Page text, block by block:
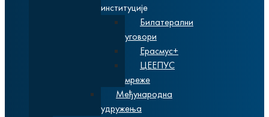
институције
Билатерални
уговори
Ерасмус+
ЦЕЕПУС
мреже
Међународна
удружења